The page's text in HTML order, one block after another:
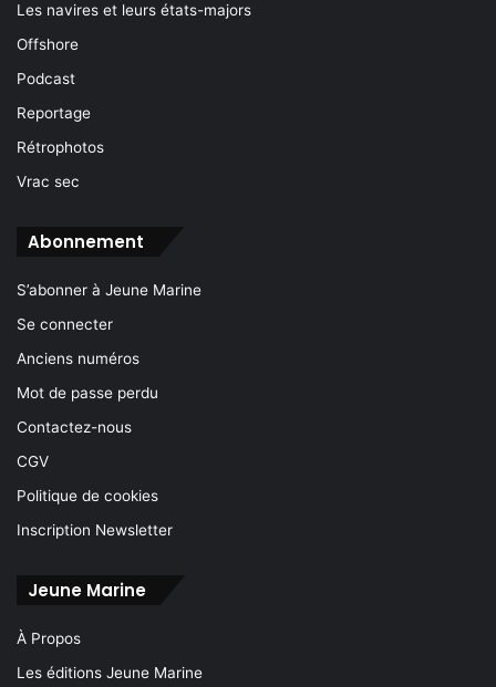
Les navires et leurs états-majors
Offshore
Podcast
Reportage
Rétrophotos
Vrac sec
Abonnement
S’abonner à Jeune Marine
Se connecter
Anciens numéros
Mot de passe perdu
Contactez-nous
CGV
Politique de cookies
Inscription Newsletter
Jeune Marine
À Propos
Les éditions Jeune Marine